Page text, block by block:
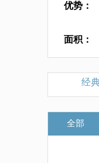
优势：
面积：
经
火车头厂房单价3500
全部